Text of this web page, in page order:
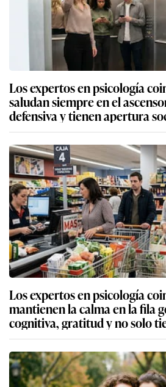
Los expertos en psicología
saludan siempre en el
defensiva y tienen apertura
Los expertos en psicología
mantienen la calma en la fila
cognitiva, gratitud y no solo